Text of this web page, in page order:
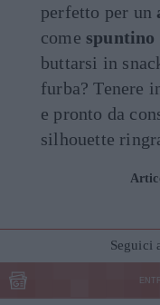
perfetto per un
come spuntino
buttarsi in
furba? Tenere
e pronto da
silhouette
Seguici